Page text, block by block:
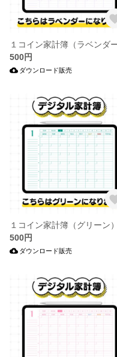
１コイン家計簿（ラベンダー
500円
ダウンロード販売
１コイン家計簿（グリーン）
500円
ダウンロード販売